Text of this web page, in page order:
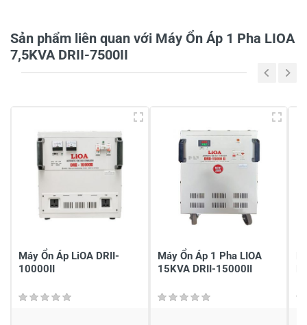
Tiêu đề của nhận xét
Viết nhận xét của bạn vào bên dưới
Gửi nhận xét
Sản phẩm liên quan với Máy Ổn Áp 1 Pha LIOA
7,5KVA DRII-7500II
Máy Ổn Áp LiOA DRII-
10000II
Máy Ổn Áp 1 Pha LIOA
15KVA DRII-15000II